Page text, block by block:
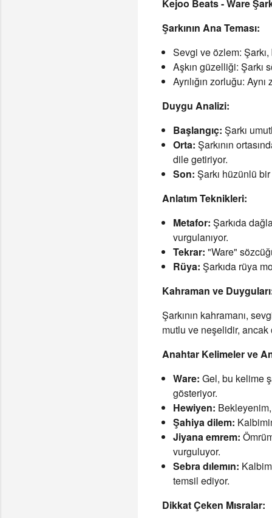
Kejoo Beats - Ware
Şarkının Ana Teması:
Sevgi ve özlem:
Aşkın güzelliği: Şarkı
Ayrılığın zorluğu:
Duygu Analizi:
Başlangıç: Şarkı
Orta: Şarkının
dile getiriyor.
Son: Şarkı hüzünlü
Anlatım Teknikleri:
Metafor: Şarkıda
vurgulanıyor.
Tekrar: "Ware"
Rüya: Şarkıda rüya
Kahraman ve
Şarkının kahramanı,
mutlu ve neşelidir, ancak
Anahtar Kelimeler ve
Ware: Gel, bu kelime
gösteriyor.
Hewiyen:
Şahiya dilem:
Jiyana emrem:
vurguluyor.
Sebra dılemın:
temsil ediyor.
Dikkat Çeken Mısralar: